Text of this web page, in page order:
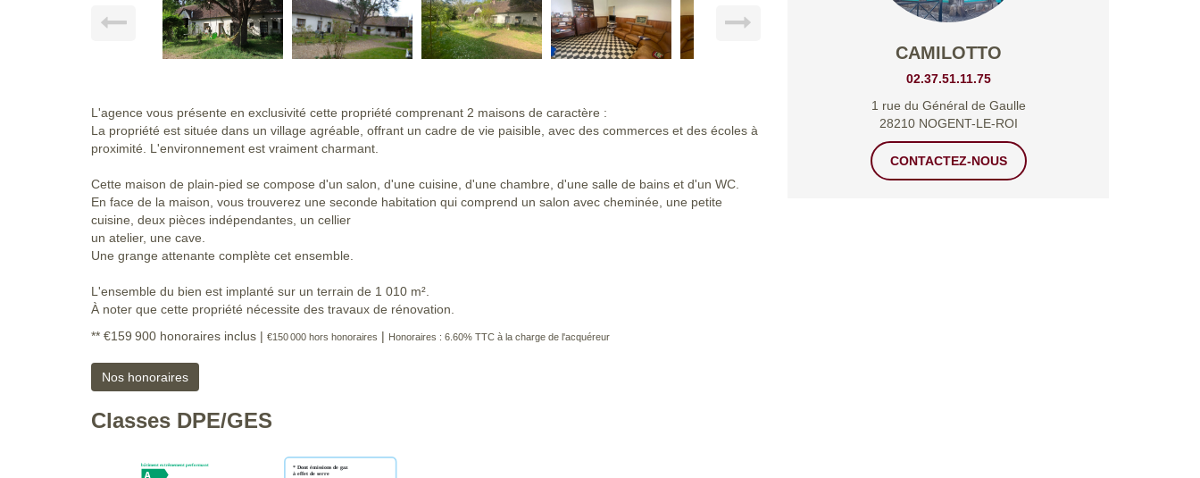
L'agence vous présente en exclusivité cette propriété comprenant 2 maisons de caractère :
La propriété est située dans un village agréable, offrant un cadre de vie paisible, avec des commerces et des écoles à
proximité. L'environnement est vraiment charmant.
Cette maison de plain-pied se compose d'un salon, d'une cuisine, d'une chambre, d'une salle de bains et d'un WC.
En face de la maison, vous trouverez une seconde habitation qui comprend un salon avec cheminée, une petite
cuisine, deux pièces indépendantes, un cellier
un atelier, une cave.
Une grange attenante complète cet ensemble.
L'ensemble du bien est implanté sur un terrain de 1 010 m².
À noter que cette propriété nécessite des travaux de rénovation.
** €159 900 honoraires inclus | €150 000 hors honoraires | Honoraires : 6.60% TTC à la charge de l'acquéreur
Nos honoraires
Classes DPE/GES
CAMILOTTO
02.37.51.11.75
1 rue du Général de Gaulle
28210 NOGENT-LE-ROI
CONTACTEZ-NOUS